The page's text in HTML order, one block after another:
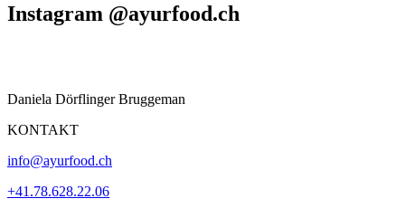
Instagram @ayurfood.ch
Daniela Dörflinger Bruggeman
KONTAKT
info@ayurfood.ch
+41.78.628.22.06